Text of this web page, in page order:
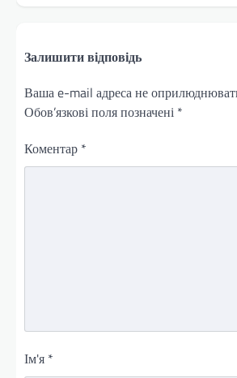
Залишити відповідь
Ваша e-mail адреса не
Обов’язкові поля позначені *
Коментар *
Ім'я *